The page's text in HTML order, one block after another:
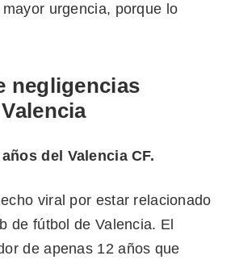
urgencia, porque lo
negligencias
del Valencia CF.
viral por estar relacionado
de fútbol de Valencia. El
de apenas 12 años que